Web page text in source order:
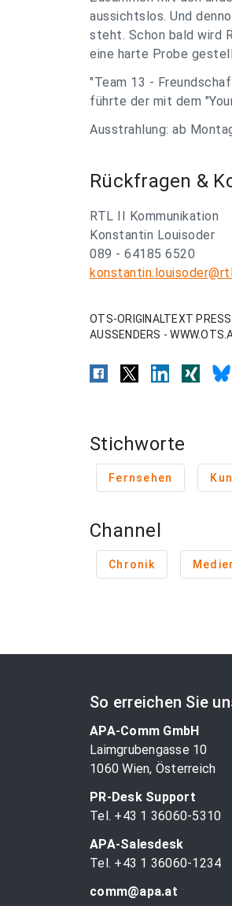
aussichtslos. Und
steht. Schon bald wird
eine harte Probe
"Team 13 -
führte der mit dem
Ausstrahlung: ab
Rückfragen &
RTL II Kommunikation
Konstantin Louisoder
089 - 64185 6520
OTS-ORIGINALTEXT
AUSSENDERS -
Stichworte
Fernsehen
Channel
Chronik
So erreichen Sie
APA-Comm GmbH
Laimgrubengasse 10
1060 Wien, Österreich
PR-Desk Support
Tel. +43 1 36060-5310
APA-Salesdesk
Tel. +43 1 36060-1234
comm@apa.at